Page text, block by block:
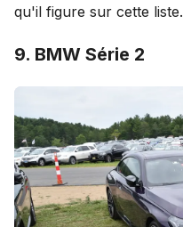
qu'il figure sur cette liste.
9. BMW Série 2